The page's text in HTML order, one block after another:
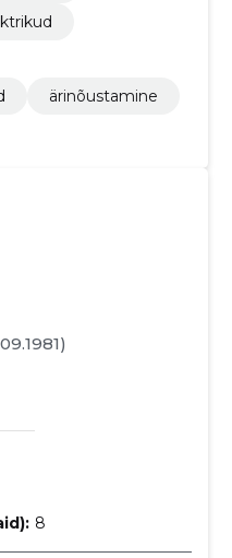
ärinõustamine
8